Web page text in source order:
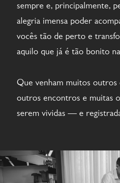
sempre e, principalmente,
alegria imensa poder
vocês tão de perto e
aquilo que já é tão bonito
Que venham muitos outros
outros encontros e muitas
serem vividas — e